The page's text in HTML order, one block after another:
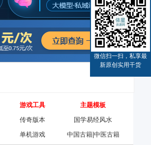
游戏工具
主题模板
传奇版本
国学易经风水
单机游戏
中国古籍|中医古籍
微信扫一扫，私享最
新原创实用干货